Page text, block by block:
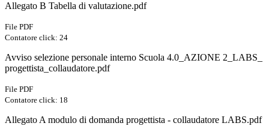
Allegato B Tabella di valutazione.pdf
File PDF
Contatore click: 24
Avviso selezione personale interno Scuola 4.0_AZIONE 2_LABS_
progettista_collaudatore.pdf
File PDF
Contatore click: 18
Allegato A modulo di domanda progettista - collaudatore LABS.pdf